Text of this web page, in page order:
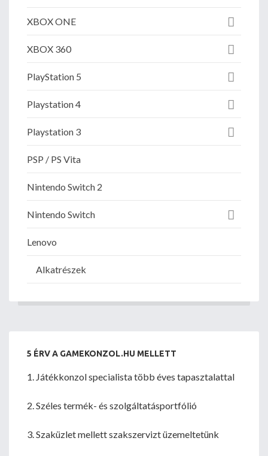
XBOX ONE
XBOX 360
PlayStation 5
Playstation 4
Playstation 3
PSP / PS Vita
Nintendo Switch 2
Nintendo Switch
Lenovo
Alkatrészek
5 ÉRV A GAMEKONZOL.HU MELLETT
1. Játékkonzol specialista több éves tapasztalattal
2. Széles termék- és szolgáltatásportfólió
3. Szaküzlet mellett szakszervizt üzemeltetünk